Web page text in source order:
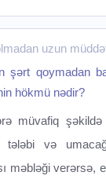
uzun
şərt qoymadan
hökmü nədir?
müvafiq
tələbi və
məbləği verərsə,